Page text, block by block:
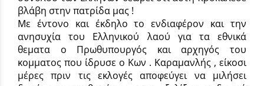
βλάβη στην πατρίδα μας !
Με έντονο και έκδηλο το ενδιαφέρον και την
ανησυχία του Ελληνικού λαού για τα εθνικά
θεματα ο Πρωθυπουργός και αρχηγός του
κομματος που ίδρυσε ο Κων . Καραμανλής , είκοσι
μέρες πριν τις εκλογές αποφεύγει να μιλήσει